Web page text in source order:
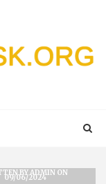
BYADMINON
09/06/2024